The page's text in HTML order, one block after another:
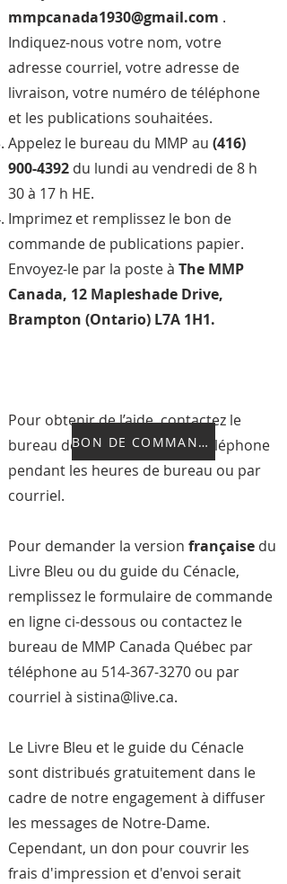
mmpcanada1930@gmail.com .
Indiquez-nous votre nom, votre
adresse courriel, votre adresse de
livraison, votre numéro de téléphone
et les publications souhaitées.
Appelez le bureau du MMP au (416)
900-4392 du lundi au vendredi de 8 h
30 à 17 h HE.
Imprimez et remplissez le bon de
commande de publications papier.
Envoyez-le par la poste à The MMP
Canada, 12 Mapleshade Drive,
Brampton (Ontario) L7A 1H1.
Pour obtenir de l’aide, contactez le
bureau de MMP Canada par téléphone
pendant les heures de bureau ou par
courriel.
Pour demander la version française du
Livre Bleu ou du guide du Cénacle,
remplissez le formulaire de commande
en ligne ci-dessous ou contactez le
bureau de MMP Canada Québec par
téléphone au 514-367-3270 ou par
courriel à sistina@live.ca.
Le Livre Bleu et le guide du Cénacle
sont distribués gratuitement dans le
cadre de notre engagement à diffuser
les messages de Notre-Dame.
Cependant, un don pour couvrir les
frais d'impression et d'envoi serait
BON DE COMMANDE